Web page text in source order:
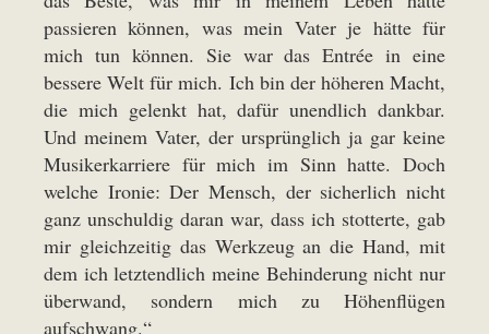
passieren können, was mein Vater je hätte für
mich tun können. Sie war das Entrée in eine
bessere Welt für mich. Ich bin der höheren Macht,
die mich gelenkt hat, dafür unendlich dankbar.
Und meinem Vater, der ursprünglich ja gar keine
Musikerkarriere für mich im Sinn hatte. Doch
welche Ironie: Der Mensch, der sicherlich nicht
ganz unschuldig daran war, dass ich stotterte, gab
mir gleichzeitig das Werkzeug an die Hand, mit
dem ich letztendlich meine Behinderung nicht nur
überwand, sondern mich zu Höhenflügen
aufschwang.“